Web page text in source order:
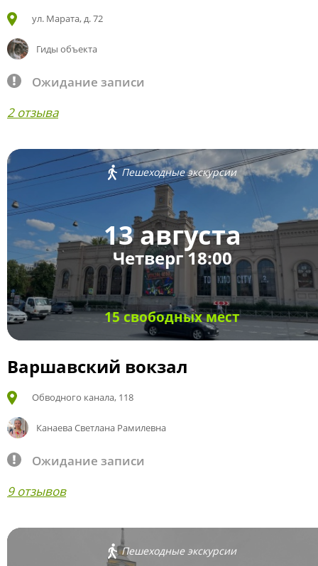
ул. Марата, д. 72
Гиды объекта
Ожидание записи
2 отзыва
Пешеходные экскурсии
13 августа
Четверг 18:00
15 свободных мест
Варшавский вокзал
Обводного канала, 118
Канаева Светлана Рамилевна
Ожидание записи
9 отзывов
Пешеходные экскурсии